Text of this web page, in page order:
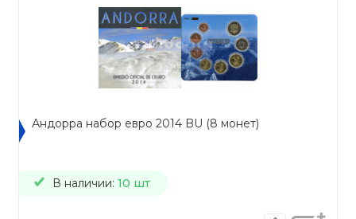
Андорра набор евро 2014 BU (8 монет)
В наличии: 10 шт